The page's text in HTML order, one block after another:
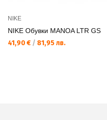
NIKE
NIKE Обувки MANOA LTR GS
41,90 € / 81,95 лв.